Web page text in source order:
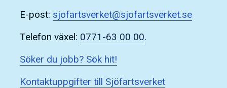
E-post: sjofartsverket@sjofartsverket.se
Telefon växel: 0771-63 00 00.
Söker du jobb? Sök hit!
Kontaktuppgifter till Sjöfartsverket